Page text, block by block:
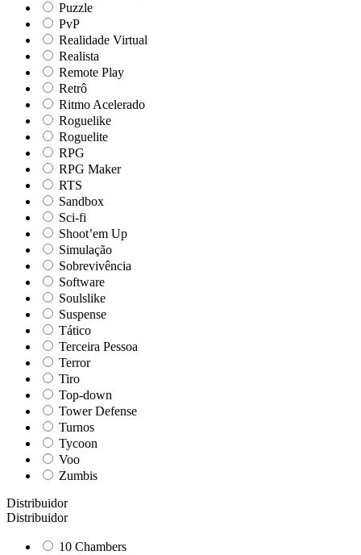
Puzzle
PvP
Realidade Virtual
Realista
Remote Play
Retrô
Ritmo Acelerado
Roguelike
Roguelite
RPG
RPG Maker
RTS
Sandbox
Sci-fi
Shoot’em Up
Simulação
Sobrevivência
Software
Soulslike
Suspense
Tático
Terceira Pessoa
Terror
Tiro
Top-down
Tower Defense
Turnos
Tycoon
Voo
Zumbis
Distribuidor
Distribuidor
10 Chambers